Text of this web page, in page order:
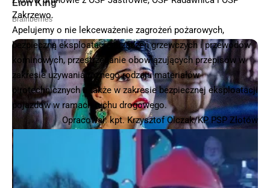
Zakrzewo.
Apelujemy o nie lekceważenie zagrożeń pożarowych,
bezpieczną eksploatację urządzeń grzewczych i przewodów
kominowych, przestrzeganie obowiązujących przepisów w
zakresie używania różnego rodzaju materiałów
pirotechnicznych a także w zakresie bezpiecznej eksploatacji
pojazdów w ramach ruchu drogowego.
Opracował: kpt. Krzysztof Olczak/KP PSP Złotów